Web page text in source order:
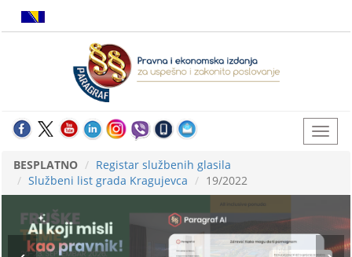
BESPLATNO
Registar službenih glasila
Službeni list grada Kragujevca
19/2022